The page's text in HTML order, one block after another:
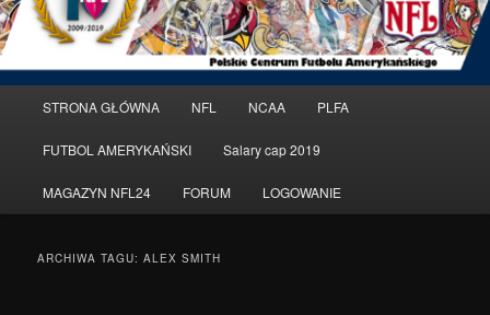
główne
Przeskocz
do
tekstu
Przeskocz
do
widgetów
STRONA GŁÓWNA NFL NCAA PLFA
FUTBOL AMERYKAŃSKI Salary cap 2019
MAGAZYN NFL24 FORUM LOGOWANIE
ARCHIWA TAGU:ALEX SMITH